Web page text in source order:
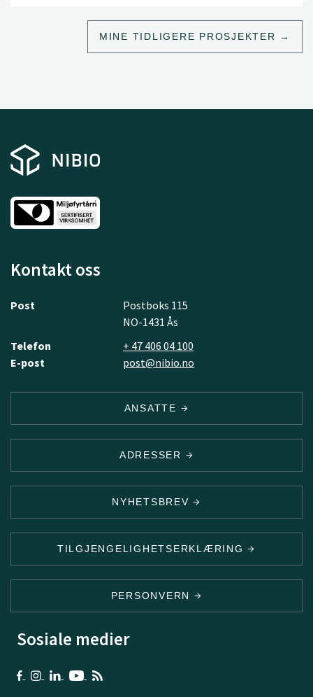
MINE TIDLIGERE PROSJEKTER
Kontakt oss
Post
Postboks 115
NO-1431 Ås
Telefon
+ 47 406 04 100
E-post
post@nibio.no
ANSATTE
ADRESSER
NYHETSBREV
TILGJENGELIGHETSERKLÆRING
PERSONVERN
Sosiale medier